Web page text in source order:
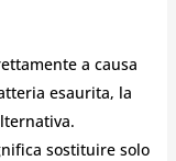
a causa
esaurita, la
sostituire solo